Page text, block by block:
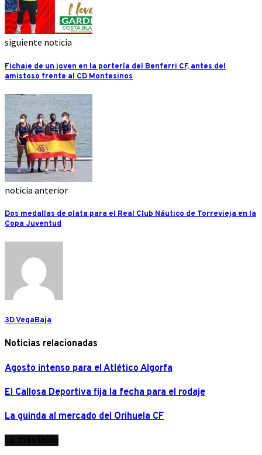
siguiente noticia
Fichaje de un joven en la portería del Benferri CF, antes del
amistoso frente al CD Montesinos
noticia anterior
Dos medallas de plata para el Real Club Náutico de Torrevieja en la
Copa Juventud
3D VegaBaja
Noticias relacionadas
Agosto intenso para el Atlético Algorfa
El Callosa Deportiva fija la fecha para el rodaje
La guinda al mercado del Orihuela CF